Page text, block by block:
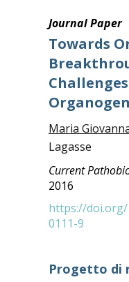
Journal Paper
Towards
Maria
Lagasse
Current
2016
https://doi.org/
0111-9
Progetto di